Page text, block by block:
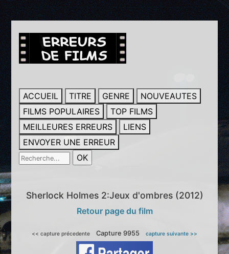
ACCUEIL TITRE GENRE
NOUVEAUTES
FILMS POPULAIRES
TOP FILMS
MEILLEURES ERREURS
LIENS
ENVOYER UNE ERREUR
Sherlock Holmes 2:Jeux d'ombres (2012)
Retour page du film
<< capture précedente Capture 9955 capture suivante >>